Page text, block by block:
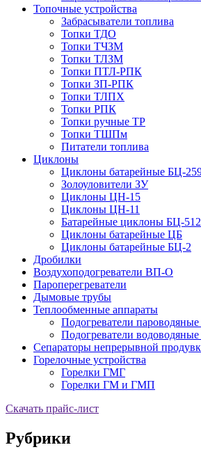
Топочные устройства
Забрасыватели топлива
Топки ТДО
Топки ТЧЗМ
Топки ТЛЗМ
Топки ПТЛ-РПК
Топки ЗП-РПК
Топки ТЛПХ
Топки РПК
Топки ручные ТР
Топки ТШПм
Питатели топлива
Циклоны
Циклоны батарейные БЦ-
Золоуловители ЗУ
Циклоны ЦН-15
Циклоны ЦН-11
Батарейные циклоны БЦ-512
Циклоны батарейные ЦБ
Циклоны батарейные БЦ-2
Дробилки
Воздухоподогреватели ВП-О
Пароперегреватели
Дымовые трубы
Теплообменные аппараты
Подогреватели
Подогреватели
Сепараторы непрерывной
Горелочные устройства
Горелки ГМГ
Горелки ГМ и ГМП
Скачать прайс-лист
Рубрики